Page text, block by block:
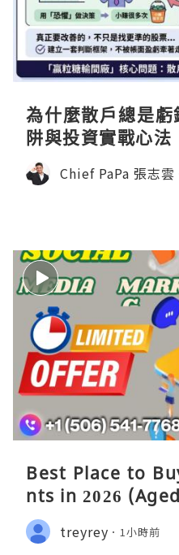
為什麼散戶總是
阱與投資實戰心法
Chief PaPa 張志雲
Best Place to
nts in 2026
treyrey 1小時前